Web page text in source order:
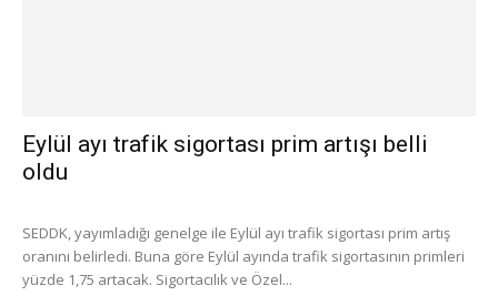
Eylül ayı trafik sigortası prim artışı belli
oldu
SEDDK, yayımladığı genelge ile Eylül ayı trafik sigortası prim artış
oranını belirledi. Buna göre Eylül ayında trafik sigortasının primleri
yüzde 1,75 artacak. Sigortacılık ve Özel...